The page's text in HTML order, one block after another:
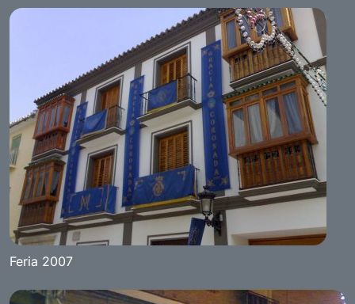
Feria 2007